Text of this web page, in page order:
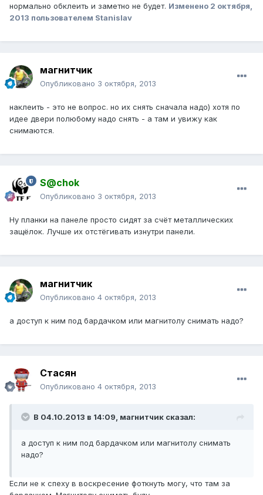
нормально обклеить и заметно не будет. Изменено 2 октября,
2013 пользователем Stanislav
магнитчик
Опубликовано 3 октября, 2013
наклеить - это не вопрос. но их снять сначала надо) хотя по
идее двери полюбому надо снять - а там и увижу как
снимаются.
S@chok
Опубликовано 3 октября, 2013
Ну планки на панеле просто сидят за счёт металлических
защёлок. Лучше их отстёгивать изнутри панели.
магнитчик
Опубликовано 4 октября, 2013
а доступ к ним под бардачком или магнитолу снимать надо?
Стасян
Опубликовано 4 октября, 2013
В 04.10.2013 в 14:09, магнитчик сказал:
а доступ к ним под бардачком или магнитолу снимать
надо?
Если не к спеху в воскресение фоткнуть могу, что там за